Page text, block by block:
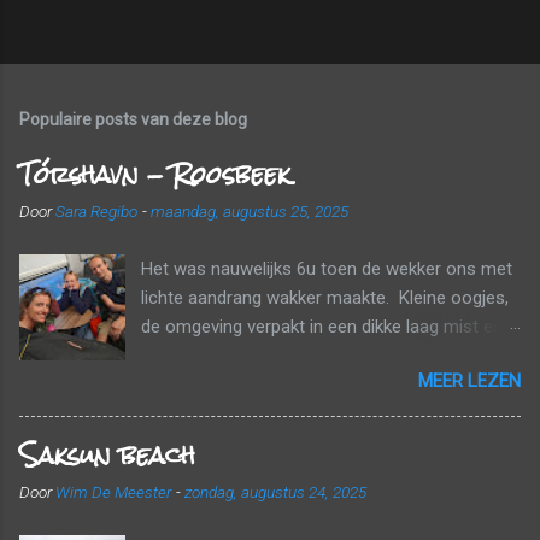
Populaire posts van deze blog
Tórshavn - Roosbeek
DoorSara Regibo -maandag, augustus 25, 2025
Het was nauwelijks 6u toen de wekker ons met
lichte aandrang wakker maakte. Kleine oogjes,
de omgeving verpakt in een dikke laag mist en
echt ontbijt was het nog te vroeg, maar we
kregen wel elk nog een papieren zak mee met
een banaan, een croissant en een fruitsapje.
Tussen de wolken en de mist probeerden we
onderweg nog zo veel mogelijk van het
MEER LEZEN
Saksun beach
DoorWim De Meester -zondag, augustus 24, 2025